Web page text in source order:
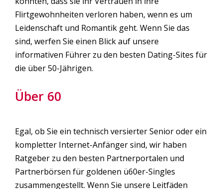
Flirtgewohnheiten verloren haben, wenn es um
Leidenschaft und Romantik geht. Wenn Sie das
sind, werfen Sie einen Blick auf unsere
informativen Führer zu den besten Dating-Sites für
die über 50-Jährigen.
Über 60
Egal, ob Sie ein technisch versierter Senior oder ein
kompletter Internet-Anfänger sind, wir haben
Ratgeber zu den besten Partnerportalen und
Partnerbörsen für goldenen ü60er-Singles
zusammengestellt. Wenn Sie unsere Leitfäden